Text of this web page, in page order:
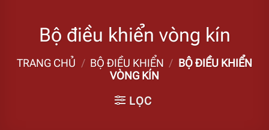
Bộ điều khiển vòng kín
TRANG CHỦ / BỘ ĐIỀU KHIỂN / BỘ ĐIỀU KHIỂN
VÒNG KÍN
LỌC